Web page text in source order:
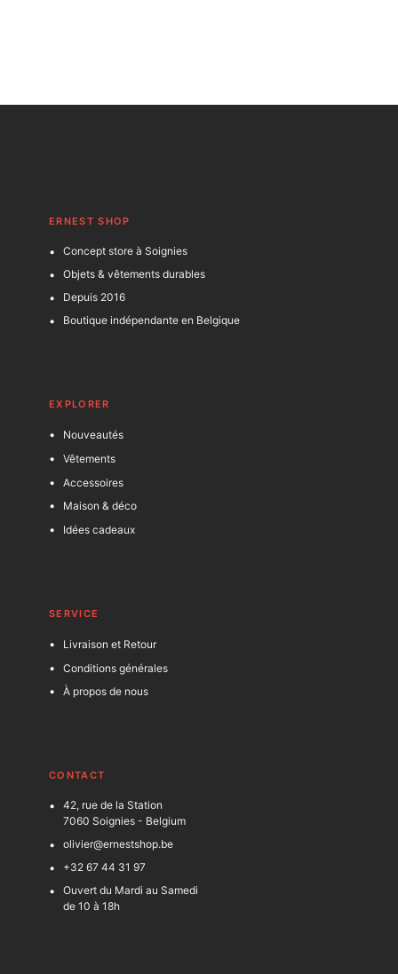
ERNEST SHOP
Concept store à Soignies
Objets & vêtements durables
Depuis 2016
Boutique indépendante en Belgique
EXPLORER
Nouveautés
Vêtements
Accessoires
Maison & déco
Idées cadeaux
SERVICE
Livraison et Retour
Conditions générales
À propos de nous
CONTACT
42, rue de la Station
7060 Soignies - Belgium
olivier@ernestshop.be
+32 67 44 31 97
Ouvert du Mardi au Samedi
de 10 à 18h